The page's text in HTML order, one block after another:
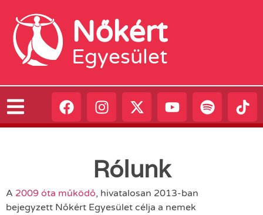
Nőkért
Egyesület
Rólunk
A 2009 óta működő, hivatalosan 2013-ban
bejegyzett Nőkért Egyesület célja a nemek